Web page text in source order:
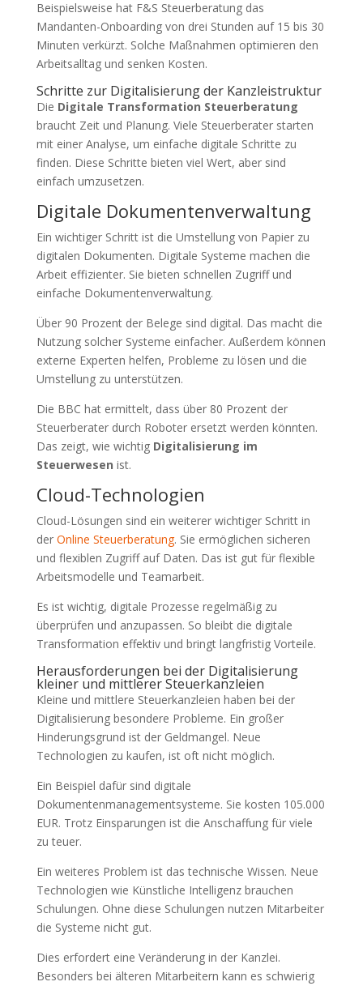
Beispielsweise hat F&S Steuerberatung das
Mandanten-Onboarding von drei Stunden auf 15 bis 30
Minuten verkürzt. Solche Maßnahmen optimieren den
Arbeitsalltag und senken Kosten.
Schritte zur Digitalisierung der Kanzleistruktur
Die Digitale Transformation Steuerberatung
braucht Zeit und Planung. Viele Steuerberater starten
mit einer Analyse, um einfache digitale Schritte zu
finden. Diese Schritte bieten viel Wert, aber sind
einfach umzusetzen.
Digitale Dokumentenverwaltung
Ein wichtiger Schritt ist die Umstellung von Papier zu
digitalen Dokumenten. Digitale Systeme machen die
Arbeit effizienter. Sie bieten schnellen Zugriff und
einfache Dokumentenverwaltung.
Über 90 Prozent der Belege sind digital. Das macht die
Nutzung solcher Systeme einfacher. Außerdem können
externe Experten helfen, Probleme zu lösen und die
Umstellung zu unterstützen.
Die BBC hat ermittelt, dass über 80 Prozent der
Steuerberater durch Roboter ersetzt werden könnten.
Das zeigt, wie wichtig Digitalisierung im
Steuerwesen ist.
Cloud-Technologien
Cloud-Lösungen sind ein weiterer wichtiger Schritt in
der Online Steuerberatung. Sie ermöglichen sicheren
und flexiblen Zugriff auf Daten. Das ist gut für flexible
Arbeitsmodelle und Teamarbeit.
Es ist wichtig, digitale Prozesse regelmäßig zu
überprüfen und anzupassen. So bleibt die digitale
Transformation effektiv und bringt langfristig Vorteile.
Herausforderungen bei der Digitalisierung
kleiner und mittlerer Steuerkanzleien
Kleine und mittlere Steuerkanzleien haben bei der
Digitalisierung besondere Probleme. Ein großer
Hinderungsgrund ist der Geldmangel. Neue
Technologien zu kaufen, ist oft nicht möglich.
Ein Beispiel dafür sind digitale
Dokumentenmanagementsysteme. Sie kosten 105.000
EUR. Trotz Einsparungen ist die Anschaffung für viele
zu teuer.
Ein weiteres Problem ist das technische Wissen. Neue
Technologien wie Künstliche Intelligenz brauchen
Schulungen. Ohne diese Schulungen nutzen Mitarbeiter
die Systeme nicht gut.
Dies erfordert eine Veränderung in der Kanzlei.
Besonders bei älteren Mitarbeitern kann es schwierig